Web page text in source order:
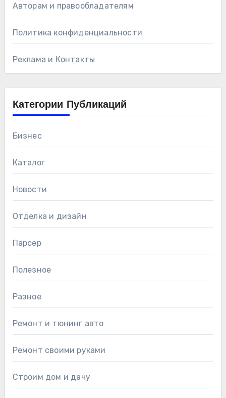
Авторам и правообладателям
Политика конфиденциальности
Реклама и Контакты
Категории Публикаций
Бизнес
Каталог
Новости
Отделка и дизайн
Парсер
Полезное
Разное
Ремонт и тюнинг авто
Ремонт своими руками
Строим дом и дачу